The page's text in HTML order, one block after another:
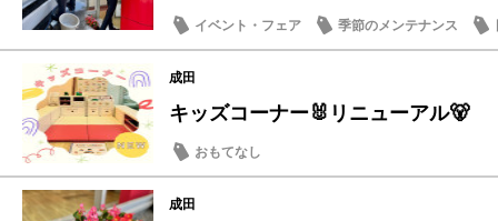
イベント・フェア 季節のメンテナンス
おもてなし
成田
キッズコーナー🐰リニューアル🐻
おもてなし
成田